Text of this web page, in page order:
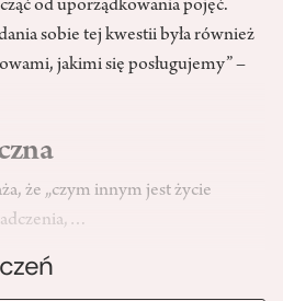
od uporządkowania pojęć.
sobie tej kwestii była również
jakimi się posługujemy” –
że „czym innym jest życie